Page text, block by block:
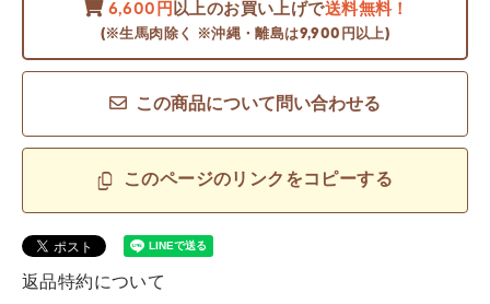
6,600円 以上のお買い上げで送料無料！
(※生馬肉除く ※沖縄・離島は9,900円以上)
この商品について問い合わせる
このページのリンクをコピーする
返品特約について